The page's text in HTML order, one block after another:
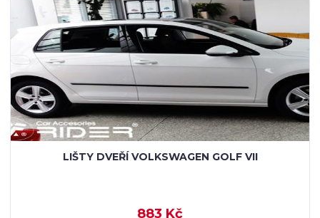
LIŠTY DVEŘÍ VOLKSWAGEN GOLF VII
883 Kč